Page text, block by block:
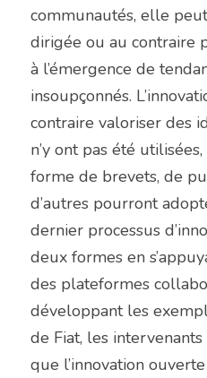
communautés, elle
dirigée ou au contraire
à l’émergence de
insoupçonnés.
contraire valoriser des
n’y ont pas été
forme de brevets, de
d’autres pourront
dernier processus
deux formes en
des plateformes
développant les
de Fiat, les
que l’innovation